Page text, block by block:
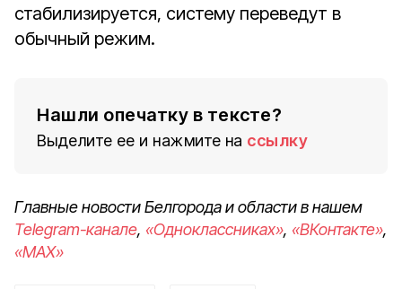
стабилизируется, систему переведут в
обычный режим.
Нашли опечатку в тексте?
Выделите ее и нажмите на ссылку
Главные новости Белгорода и области в нашем
Telegram-канале, «Одноклассниках», «ВКонтакте»,
«MAX»